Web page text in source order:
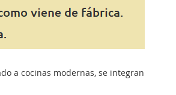
a cocinas modernas, se integran